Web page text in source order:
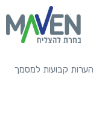
הערות קבועות למסמך